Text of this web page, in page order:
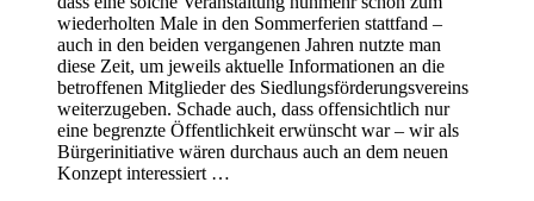
wiederholten Male in den Sommerferien stattfand –
auch in den beiden vergangenen Jahren nutzte man
diese Zeit, um jeweils aktuelle Informationen an die
betroffenen Mitglieder des Siedlungsförderungsvereins
weiterzugeben. Schade auch, dass offensichtlich nur
eine begrenzte Öffentlichkeit erwünscht war – wir als
Bürgerinitiative wären durchaus auch an dem neuen
Konzept interessiert …